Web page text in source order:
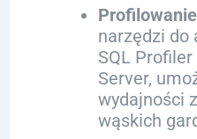
narzędzi do
SQL
Server,
wydajności
wąskich